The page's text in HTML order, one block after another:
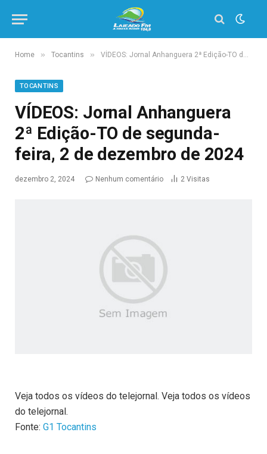
Home » Tocantins » VÍDEOS: Jornal Anhanguera 2ª Edição-TO de segunda-feira, 2 de dezembro de 2024
TOCANTINS
VÍDEOS: Jornal Anhanguera
2ª Edição-TO de segunda-
feira, 2 de dezembro de 2024
dezembro 2, 2024 Nenhum comentário 2 Visitas
Veja todos os vídeos do telejornal. Veja todos os vídeos
do telejornal.
Fonte: G1 Tocantins